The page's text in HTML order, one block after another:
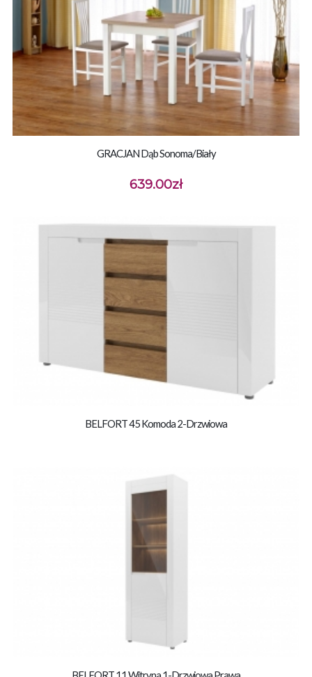
GRACJAN Dąb Sonoma/biały
639.00zł
BELFORT 45 Komoda 2-Drzwiowa